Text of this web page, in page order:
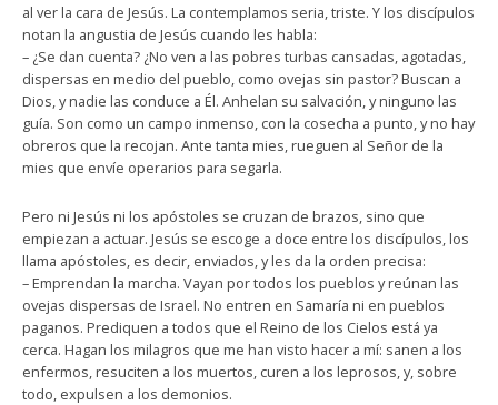
al ver la cara de Jesús. La contemplamos seria, triste. Y los discípulos
notan la angustia de Jesús cuando les habla:
– ¿Se dan cuenta? ¿No ven a las pobres turbas cansadas, agotadas,
dispersas en medio del pueblo, como ovejas sin pastor? Buscan a
Dios, y nadie las conduce a Él. Anhelan su salvación, y ninguno las
guía. Son como un campo inmenso, con la cosecha a punto, y no hay
obreros que la recojan. Ante tanta mies, rueguen al Señor de la
mies que envíe operarios para segarla.
Pero ni Jesús ni los apóstoles se cruzan de brazos, sino que
empiezan a actuar. Jesús se escoge a doce entre los discípulos, los
llama apóstoles, es decir, enviados, y les da la orden precisa:
– Emprendan la marcha. Vayan por todos los pueblos y reúnan las
ovejas dispersas de Israel. No entren en Samaría ni en pueblos
paganos. Prediquen a todos que el Reino de los Cielos está ya
cerca. Hagan los milagros que me han visto hacer a mí: sanen a los
enfermos, resuciten a los muertos, curen a los leprosos, y, sobre
todo, expulsen a los demonios.